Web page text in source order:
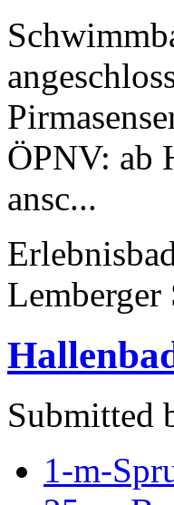
ÖPNV: ab
ansc...
Erlebnisbad
Lemberger
Submitted
1-m-